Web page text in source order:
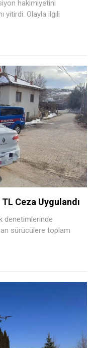
hakimiyetini
yitirdi. Olayla ilgili
Ceza Uygulandı
denetimlerinde
sürücülere toplam